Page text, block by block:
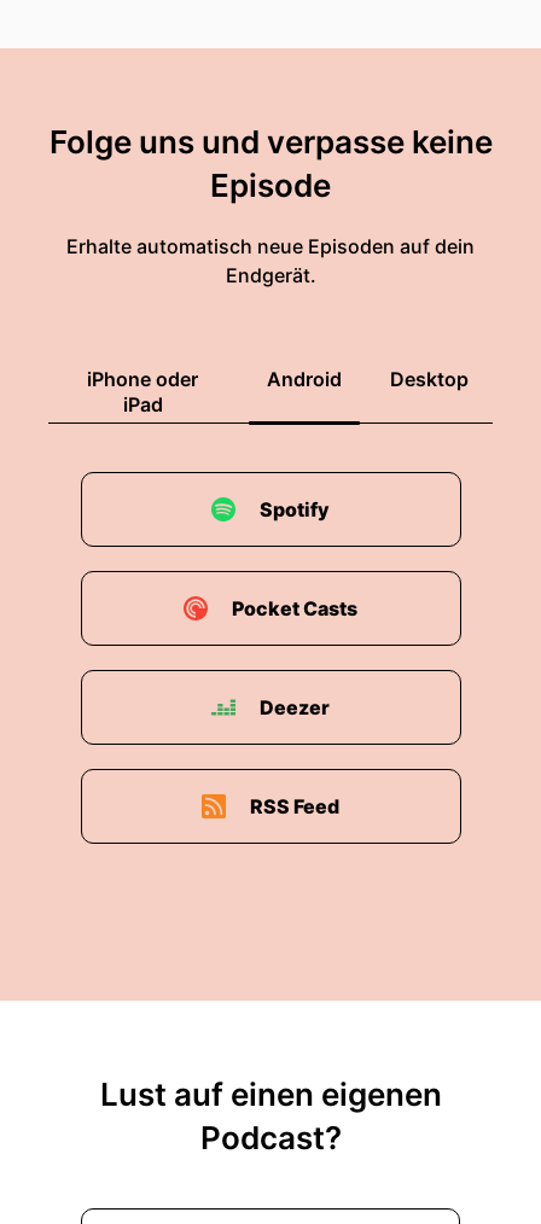
Folge uns und verpasse keine
Episode
Erhalte automatisch neue Episoden auf dein
Endgerät.
iPhone oder
iPad
Android Desktop
Spotify
Pocket Casts
Deezer
RSS Feed
Lust auf einen eigenen
Podcast?